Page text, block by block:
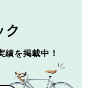
ク
績を掲載中！